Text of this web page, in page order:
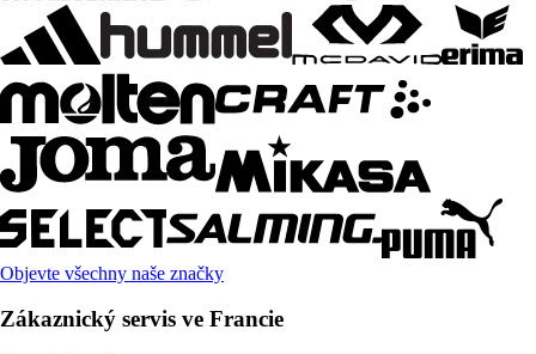
Objevte všechny naše značky
Zákaznický servis ve Francie